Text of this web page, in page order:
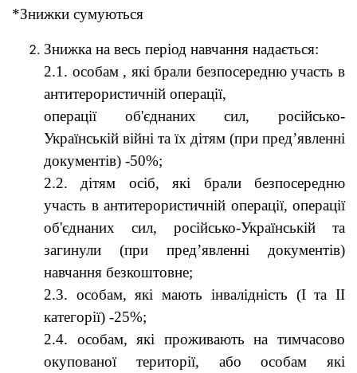
*Знижки сумуються
Знижка на весь період навчання надається:
2.1. особам , які брали безпосередню участь в
антитерористичній операції,
операції об'єднаних сил, російсько-
Українській війні та їх дітям (при пред’явленні
документів) -50%;
2.2. дітям осіб, які брали безпосередню
участь в антитерористичній операції, операції
об'єднаних сил, російсько-Українській та
загинули (при пред’явленні документів)
навчання безкоштовне;
2.3. особам, які мають інвалідність (І та II
категорії) -25%;
2.4. особам, які проживають на тимчасово
окупованої території, або особам які